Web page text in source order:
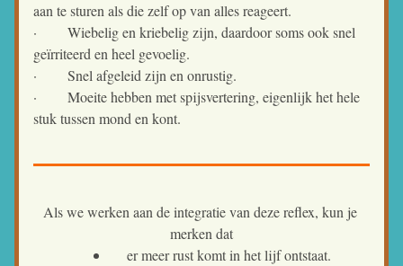
aan te sturen als die zelf op van alles reageert.
·
Wiebelig en kriebelig zijn, daardoor soms ook snel
geïrriteerd en heel gevoelig.
·
Snel afgeleid zijn en onrustig.
·
Moeite hebben met spijsvertering, eigenlijk het hele
stuk tussen mond en kont.
Als we werken aan de integratie van deze reflex, kun je
merken dat
er meer rust komt in het lijf ontstaat.